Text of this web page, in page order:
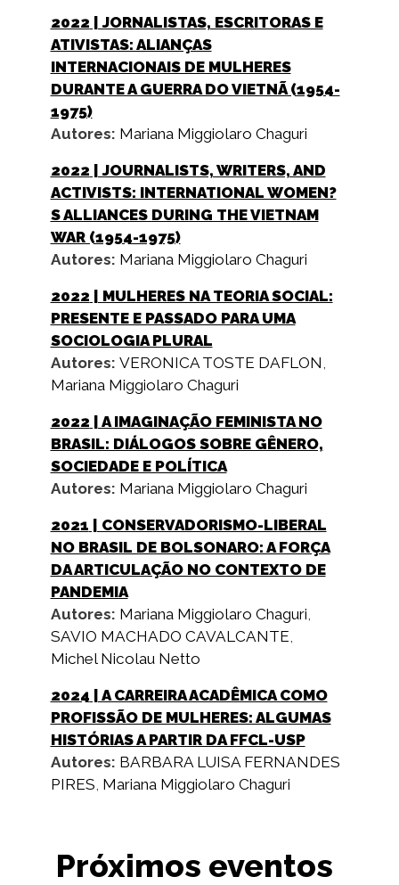
2022 | JORNALISTAS, ESCRITORAS E
ATIVISTAS: ALIANÇAS
INTERNACIONAIS DE MULHERES
DURANTE A GUERRA DO VIETNÃ (1954-
1975)
Autores: Mariana Miggiolaro Chaguri
2022 | JOURNALISTS, WRITERS, AND
ACTIVISTS: INTERNATIONAL WOMEN?
S ALLIANCES DURING THE VIETNAM
WAR (1954-1975)
Autores: Mariana Miggiolaro Chaguri
2022 | MULHERES NA TEORIA SOCIAL:
PRESENTE E PASSADO PARA UMA
SOCIOLOGIA PLURAL
Autores: VERONICA TOSTE DAFLON
Mariana Miggiolaro Chaguri
2022 | A IMAGINAÇÃO FEMINISTA NO
BRASIL: DIÁLOGOS SOBRE GÊNERO,
SOCIEDADE E POLÍTICA
Autores: Mariana Miggiolaro Chaguri
2021 | CONSERVADORISMO-LIBERAL
NO BRASIL DE BOLSONARO: A FORÇA
DA ARTICULAÇÃO NO CONTEXTO DE
PANDEMIA
Autores: Mariana Miggiolaro Chaguri
SAVIO MACHADO CAVALCANTE
Michel Nicolau Netto
2024 | A CARREIRA ACADÊMICA COMO
PROFISSÃO DE MULHERES: ALGUMAS
HISTÓRIAS A PARTIR DA FFCL-USP
Autores: BARBARA LUISA FERNANDES
PIRES Mariana Miggiolaro Chaguri
Próximos eventos